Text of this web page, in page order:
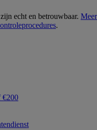
echt en betrouwbaar.
.
€200